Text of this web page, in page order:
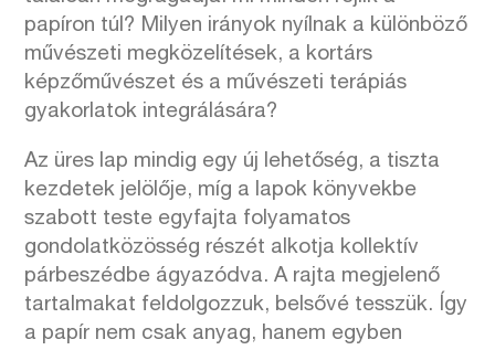
papíron túl? Milyen irányok nyílnak a különböző
művészeti megközelítések, a kortárs
képzőművészet és a művészeti terápiás
gyakorlatok integrálására?
Az üres lap mindig egy új lehetőség, a tiszta
kezdetek jelölője, míg a lapok könyvekbe
szabott teste egyfajta folyamatos
gondolatközösség részét alkotja kollektív
párbeszédbe ágyazódva. A rajta megjelenő
tartalmakat feldolgozzuk, belsővé tesszük. Így
a papír nem csak anyag, hanem egyben